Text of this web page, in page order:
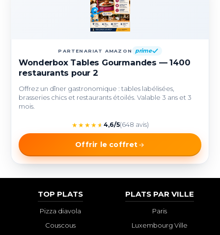
PARTENARIAT AMAZON prime
Wonderbox Tables Gourmandes — 1400
restaurants pour 2
Offrez un dîner gastronomique : tables labélisées,
brasseries chics et restaurants étoilés. Valable 3 ans et 3
mois.
★★★★★ 4,6/5(648 avis)
Offrir le coffret
TOP PLATS
Pizza diavola
Couscous
PLATS PAR VILLE
Paris
Luxembourg Ville